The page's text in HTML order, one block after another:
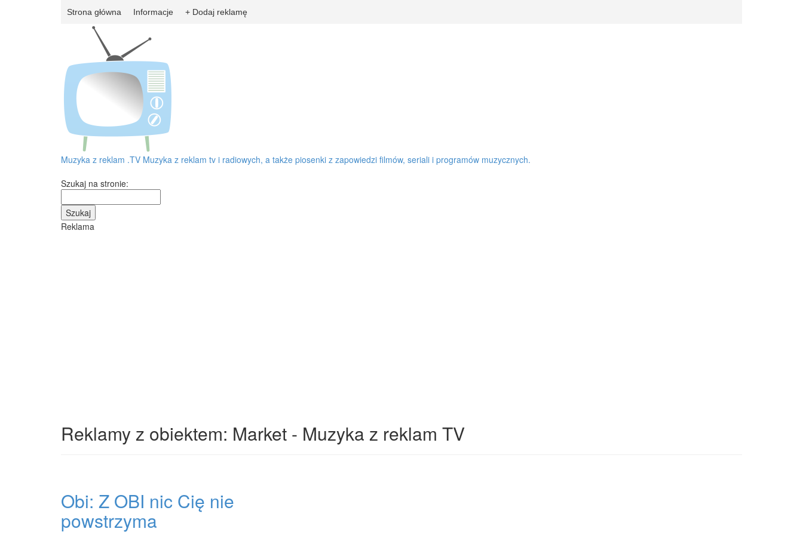
Strona główna Informacje + Dodaj reklamę
Muzyka z reklam .TV Muzyka z reklam tv i radiowych, a także piosenki z zapowiedzi filmów, seriali i programów muzycznych.
Szukaj na stronie:
Reklama
Reklamy z obiektem: Market - Muzyka z reklam TV
Obi: Z OBI nic Cię nie
powstrzyma